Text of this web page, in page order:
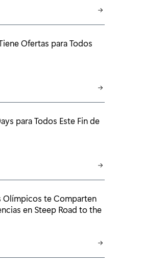
Ofertas para Todos
para Todos Este Fin de
Olímpicos te Comparten
en Steep Road to the